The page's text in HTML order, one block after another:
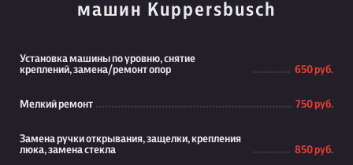
машин Kuppersbusch
Установка машины по уровню, снятие
креплений, замена/ремонт опор
650 руб.
Мелкий ремонт 750 руб.
Замена ручки открывания, защелки, крепления
люка, замена стекла
850 руб.